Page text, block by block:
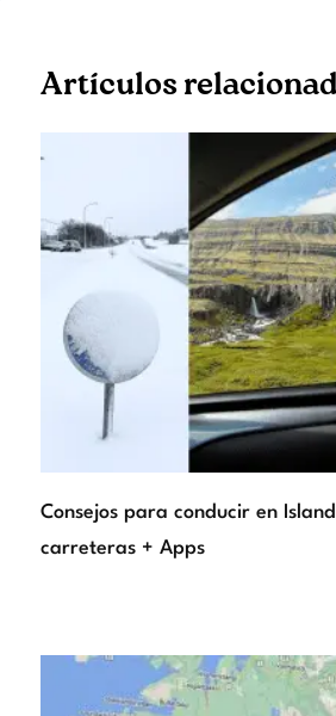
Artículos
Consejos para conducir en
carreteras + Apps